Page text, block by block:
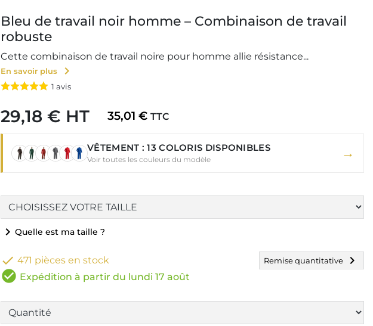
Bleu de travail noir homme – Combinaison de travail
robuste
Cette combinaison de travail noire pour homme allie résistance...
En savoir plus chevron_right
1 avis
29,18 € HT 35,01 € TTC
VÊTEMENT : 13 COLORIS DISPONIBLES
Voir toutes les couleurs du modèle →
chevron_right Quelle est ma taille ?
 471 pièces en stock
check_circle Expédition à partir du lundi 17 août
Remise quantitative chevron_right